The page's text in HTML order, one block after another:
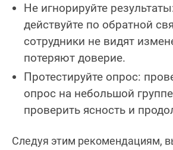
Не игнорируйте
действуйте по обратной
сотрудники не видят
потеряют доверие.
Протестируйте опрос:
опрос на небольшой
проверить ясность и
Следуя этим рекомендациям,